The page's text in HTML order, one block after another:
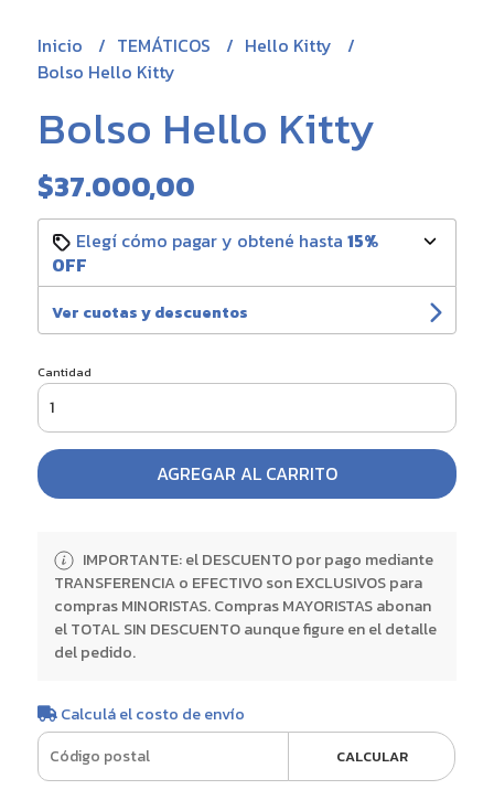
Inicio TEMÁTICOS
Hello Kitty
Bolso Hello Kitty
Bolso Hello Kitty
$37.000,00
Elegí cómo pagar y obtené hasta 15%
OFF
Ver cuotas y descuentos
Cantidad
AGREGAR AL CARRITO
IMPORTANTE: el DESCUENTO por pago mediante
TRANSFERENCIA o EFECTIVO son EXCLUSIVOS para
compras MINORISTAS. Compras MAYORISTAS abonan
el TOTAL SIN DESCUENTO aunque figure en el detalle
del pedido.
Calculá el costo de envío
CALCULAR